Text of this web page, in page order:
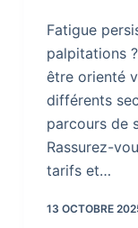
Fatigue
palpitations
être orienté
différents
parcours de
Rassurez-
tarifs et…
13 OCTOBRE